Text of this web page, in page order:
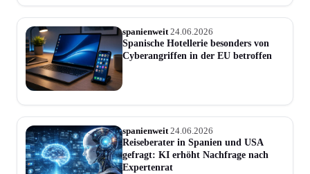
spanienweit 24.06.2026
Spanische Hotellerie besonders von
Cyberangriffen in der EU betroffen
spanienweit 24.06.2026
Reiseberater in Spanien und USA
gefragt: KI erhöht Nachfrage nach
Expertenrat